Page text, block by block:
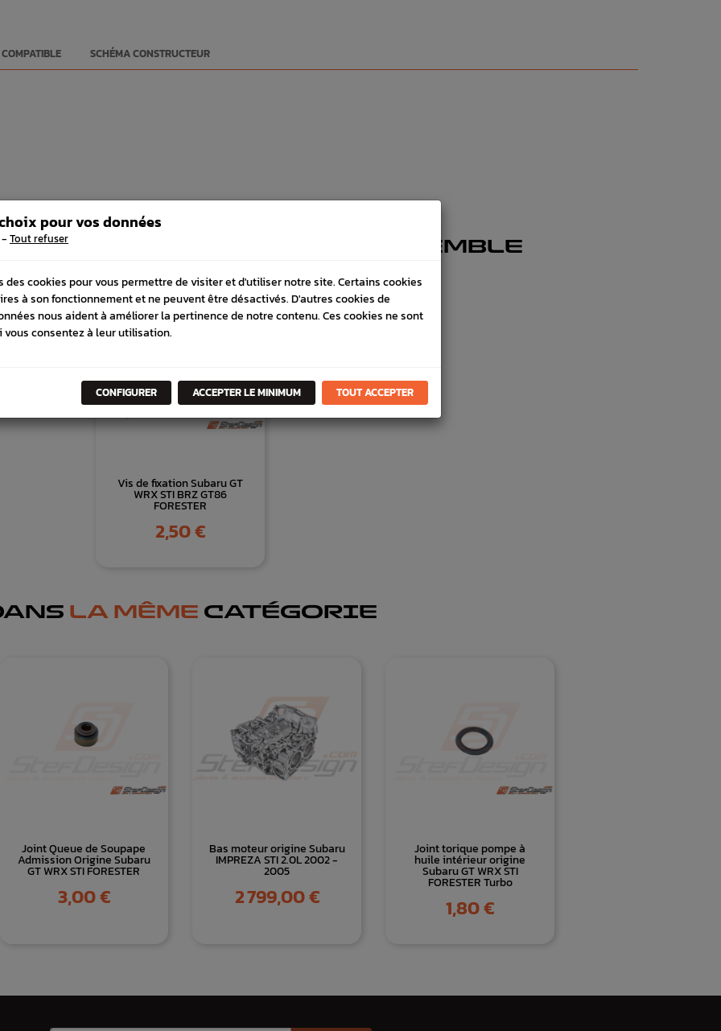
SCHÉMA CONSTRUCTEUR
ACHETÉS ENSEMBLE
Vis de fixation Subaru GT
WRX STI BRZ GT86
FORESTER
Prix
2,50 €
LA MÊME CATÉGORIE
Joint Queue de Soupape
Admission Origine Subaru
GT WRX STI FORESTER
Prix
3,00 €
Bas moteur origine Subaru
IMPREZA STI 2.0L 2002 -
2005
Prix
2 799,00 €
Joint torique pompe à
huile intérieur origine
Subaru GT WRX STI
FORESTER Turbo
Prix
1,80 €
pour vos données
- Tout refuser
des cookies pour vous permettre de visiter et d'utiliser notre site. Certains cookies
à son fonctionnement et ne peuvent être désactivés. D'autres cookies de
nous aident à améliorer la pertinence de notre contenu. Ces cookies ne sont
vous consentez à leur utilisation.
CONFIGURER ACCEPTER LE MINIMUM TOUT ACCEPTER